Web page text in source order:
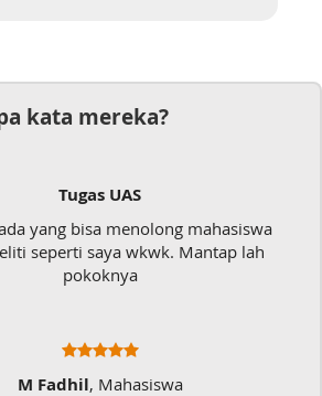
kata mereka?
Tugas UAS
bisa menolong mahasiswa
saya wkwk. Mantap lah
pokoknya
Fadhil, Mahasiswa